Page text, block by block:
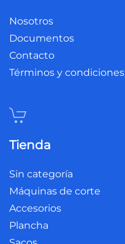
Nosotros
Documentos
Contacto
Términos y condiciones
Tienda
Sin categoría
Máquinas de corte
Accesorios
Plancha